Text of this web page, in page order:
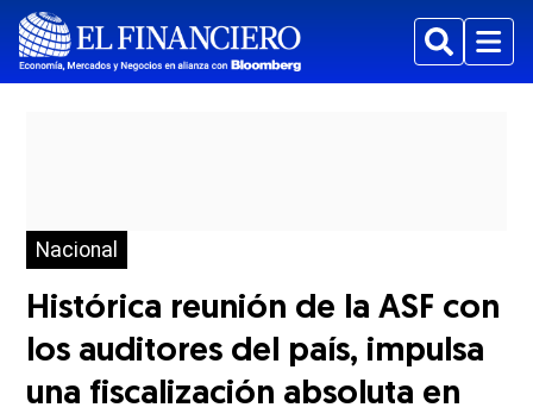
BuscarMenu
Nacional
Histórica reunión de la ASF con
los auditores del país, impulsa
una fiscalización absoluta en